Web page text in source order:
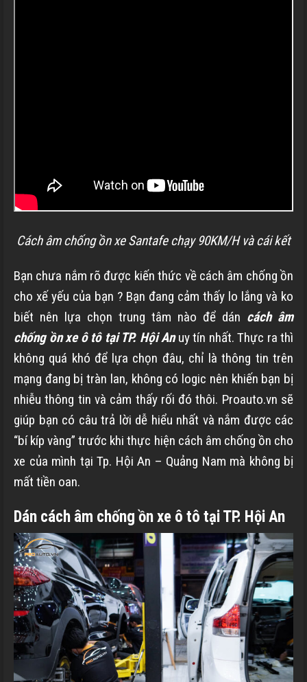
Cách âm chống ồn xe Santafe chạy 90KM/H và cái kết
Bạn chưa nắm rõ được kiến thức về cách âm chống ồn
cho xế yếu của bạn ? Bạn đang cảm thấy lo lắng và ko
biết nên lựa chọn trung tâm nào để dán cách âm
chống ồn xe ô tô tại TP. Hội An uy tín nhất. Thực ra thì
không quá khó để lựa chọn đâu, chỉ là thông tin trên
mạng đang bị tràn lan, không có logic nên khiến bạn bị
nhiễu thông tin và cảm thấy rối đó thôi. Proauto.vn sẽ
giúp bạn có câu trả lời dễ hiểu nhất và nắm được các
“bí kíp vàng” trước khi thực hiện cách âm chống ồn cho
xe của mình tại Tp. Hội An – Quảng Nam mà không bị
mất tiền oan.
Dán cách âm chống ồn xe ô tô tại TP. Hội An